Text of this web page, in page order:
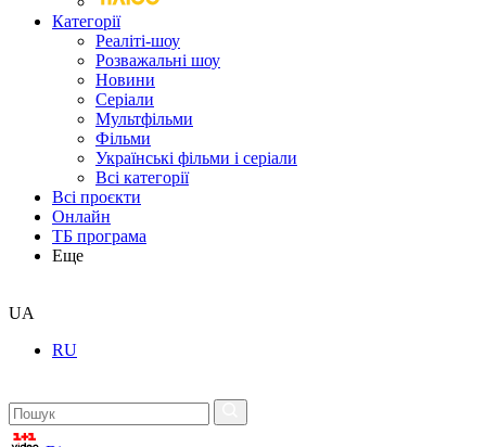
Категорії
Реаліті-шоу
Розважальні шоу
Новини
Серіали
Мультфільми
Фільми
Українські фільми і серіали
Всі категорії
Всі проєкти
Онлайн
ТБ програма
Еще
UA
RU